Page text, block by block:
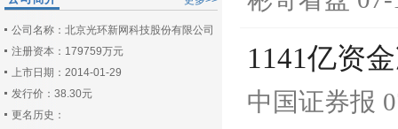
公司名称：北京光环新网科技股份有限公司
注册资本：179759万元
上市日期：2014-01-29
发行价：38.30元
更名历史：
1141亿资
中国证券报